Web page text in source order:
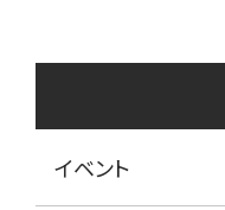
イベント